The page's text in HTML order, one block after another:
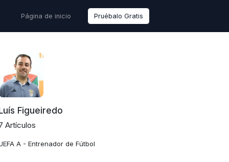
Página de inicio Pruébalo Gratis
Luís Figueiredo
Artículos
A - Entrenador de Fútbol